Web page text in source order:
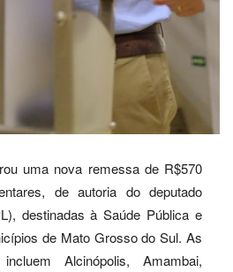
uma nova remessa de R$570
de autoria do deputado
destinadas à Saúde Pública e
de Mato Grosso do Sul. As
Alcinópolis, Amambai,